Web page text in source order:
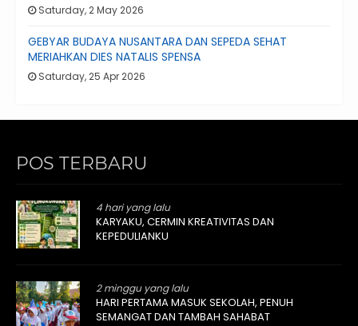
Saturday, 2 May 2026
GEBYAR BUDAYA NUSANTARA DAN SEPEDA SEHAT
MERIAHKAN DIES NATALIS SPENSA
Saturday, 25 Apr 2026
POS TERBARU
4 hari yang lalu
KARYAKU, CERMIN KREATIVITAS DAN
KEPEDULIANKU
2 minggu yang lalu
HARI PERTAMA MASUK SEKOLAH, PENUH
SEMANGAT DAN TAMBAH SAHABAT